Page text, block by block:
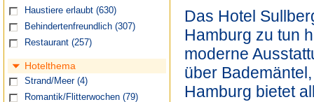
Haustiere erlaubt (630)
Behindertenfreundlich (307)
Restaurant (257)
Hotelthema
Strand/Meer (4)
Romantik/Flitterwochen (79)
Das Hotel
Hamburg zu tun
moderne
über
Hamburg bietet